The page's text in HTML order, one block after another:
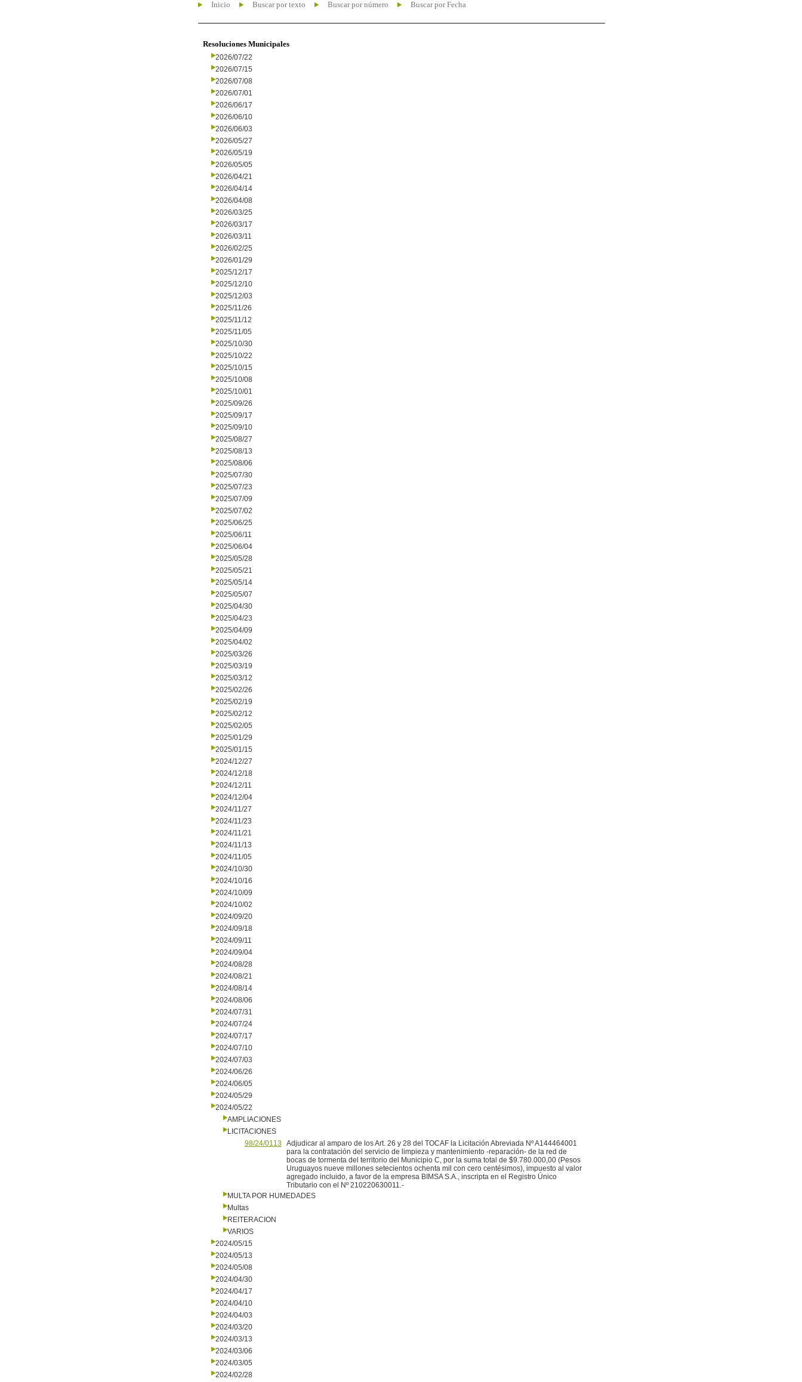
Inicio Buscar por texto Buscar por número Buscar por Fecha
Resoluciones Municipales
2026/07/22
2026/07/15
2026/07/08
2026/07/01
2026/06/17
2026/06/10
2026/06/03
2026/05/27
2026/05/19
2026/05/05
2026/04/21
2026/04/14
2026/04/08
2026/03/25
2026/03/17
2026/03/11
2026/02/25
2026/01/29
2025/12/17
2025/12/10
2025/12/03
2025/11/26
2025/11/12
2025/11/05
2025/10/30
2025/10/22
2025/10/15
2025/10/08
2025/10/01
2025/09/26
2025/09/17
2025/09/10
2025/08/27
2025/08/13
2025/08/06
2025/07/30
2025/07/23
2025/07/09
2025/07/02
2025/06/25
2025/06/11
2025/06/04
2025/05/28
2025/05/21
2025/05/14
2025/05/07
2025/04/30
2025/04/23
2025/04/09
2025/04/02
2025/03/26
2025/03/19
2025/03/12
2025/02/26
2025/02/19
2025/02/12
2025/02/05
2025/01/29
2025/01/15
2024/12/27
2024/12/18
2024/12/11
2024/12/04
2024/11/27
2024/11/23
2024/11/21
2024/11/13
2024/11/05
2024/10/30
2024/10/16
2024/10/09
2024/10/02
2024/09/20
2024/09/18
2024/09/11
2024/09/04
2024/08/28
2024/08/21
2024/08/14
2024/08/06
2024/07/31
2024/07/24
2024/07/17
2024/07/10
2024/07/03
2024/06/26
2024/06/05
2024/05/29
2024/05/22
AMPLIACIONES
LICITACIONES
98/24/0113
Adjudicar al amparo de los Art. 26 y 28 del TOCAF la Licitación Abreviada Nº A144464001
para la contratación del servicio de limpieza y mantenimiento -reparación- de la red de
bocas de tormenta del territorio del Municipio C, por la suma total de $9.780.000,00 (Pesos
Uruguayos nueve millones setecientos ochenta mil con cero centésimos), impuesto al valor
agregado incluido, a favor de la empresa BIMSA S.A., inscripta en el Registro Único
Tributario con el Nº 210220630011.-
MULTA POR HUMEDADES
Multas
REITERACION
VARIOS
2024/05/15
2024/05/13
2024/05/08
2024/04/30
2024/04/17
2024/04/10
2024/04/03
2024/03/20
2024/03/13
2024/03/06
2024/03/05
2024/02/28